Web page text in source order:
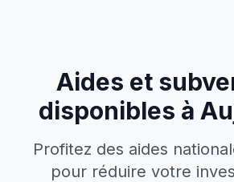
Aides et
disponibles à
Profitez des aides
pour réduire votre